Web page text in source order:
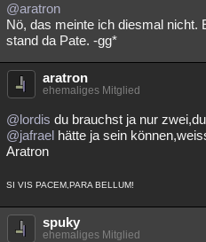
@aratron
Nö, das meinte ich diesmal nicht.
stand da Pate. -gg*
aratron
ehemaliges Mitglied
@lordis du brauchst ja nur
@jafrael hätte ja sein
Aratron
SI VIS PACEM,PARA BELLUM!
spuky
ehemaliges Mitglied